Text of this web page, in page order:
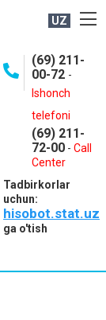
UZ
(69) 211-
00-72 -
Ishonch
telefoni
(69) 211-
72-00 - Call
Center
Tadbirkorlar
uchun:
hisobot.stat.uz
ga o'tish